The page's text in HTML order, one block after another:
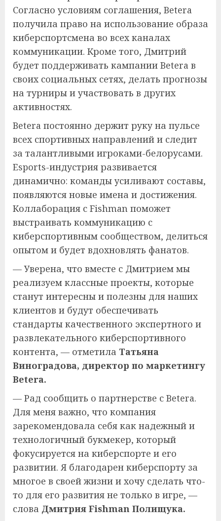
Согласно условиям соглашения, Betera
получила право на использование образа
киберспортсмена во всех каналах
коммуникации. Кроме того, Дмитрий
будет поддерживать кампании Betera в
своих социальных сетях, делать прогнозы
на турниры и участвовать в других
активностях.
Betera постоянно держит руку на пульсе
всех спортивных направлений и следит
за талантливыми игроками-белорусами.
Esports-индустрия развивается
динамично: команды усиливают составы,
появляются новые имена и достижения.
Коллаборация с Fishman поможет
выстраивать коммуникацию с
киберспортивным сообществом, делиться
опытом и будет вдохновлять фанатов.
— Уверена, что вместе с Дмитрием мы
реализуем классные проекты, которые
станут интересны и полезны для наших
клиентов и будут обеспечивать
стандарты качественного экспертного и
развлекательного киберспортивного
контента, — отметила Татьяна
Виноградова, директор по маркетингу
Betera.
— Рад сообщить о партнерстве с Betera.
Для меня важно, что компания
зарекомендовала себя как надежный и
технологичный букмекер, который
фокусируется на киберспорте и его
развитии. Я благодарен киберспорту за
многое в своей жизни и хочу сделать что-
то для его развития не только в игре, —
слова Дмитрия Fishman Полищука.